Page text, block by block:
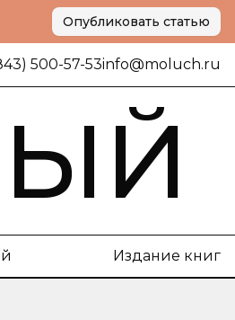
Опубликовать статью
500-57-53info@moluch.ru
Издание книг